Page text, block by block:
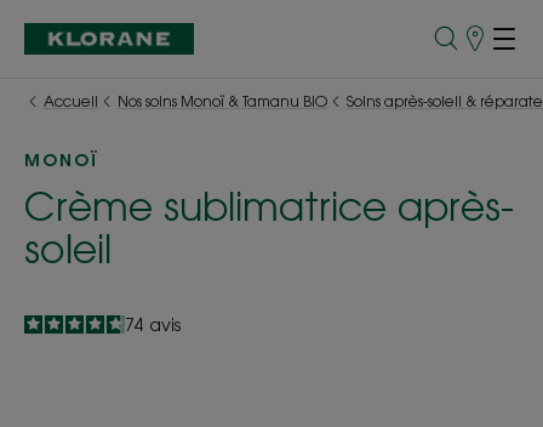
Points
Accueil
Nos soins Monoï & Tamanu BIO Soins après-soleil &
MONOÏ
Crème sublimatrice après-
soleil
4.8
/
5
74 avis